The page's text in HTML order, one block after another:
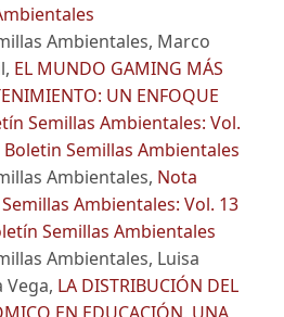
Ambientales, Marco
EL MUNDO GAMING MÁS
UN ENFOQUE
Semillas Ambientales: Vol.
Boletin Semillas Ambientales
Ambientales, Nota
Ambientales: Vol. 13
Semillas Ambientales
Ambientales, Luisa
LA DISTRIBUCIÓN DEL